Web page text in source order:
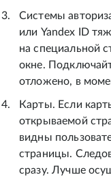
Системы
или Yandex ID
на специальной
окне.
отложено, в
Карты. Если
открываемой
видны
страницы.
сразу. Лучше